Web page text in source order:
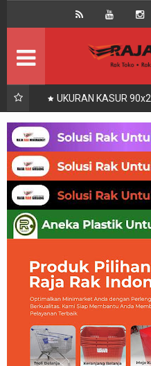
UKURAN KASUR
160x200, 180x200 |
Beranda
Kontak About Us
Rak Gudang Rak besi/Rak
Rak Minimarket
Produk Lain Peralatan Toko
Artikel Retail & Logistik